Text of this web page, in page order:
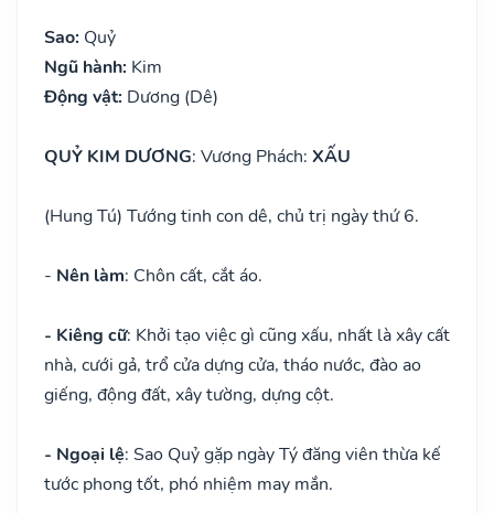
Sao: Quỷ
Ngũ hành: Kim
Động vật: Dương (Dê)
QUỶ KIM DƯƠNG: Vương Phách: XẤU
(Hung Tú) Tướng tinh con dê, chủ trị ngày thứ 6.
- Nên làm: Chôn cất, cắt áo.
- Kiêng cữ: Khởi tạo việc gì cũng xấu, nhất là xây cất
nhà, cưới gả, trổ cửa dựng cửa, tháo nước, đào ao
giếng, động đất, xây tường, dựng cột.
- Ngoại lệ: Sao Quỷ gặp ngày Tý đăng viên thừa kế
tước phong tốt, phó nhiệm may mắn.